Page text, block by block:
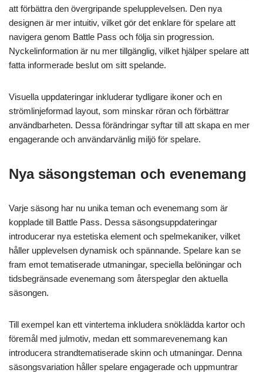
att förbättra den övergripande spelupplevelsen. Den nya
designen är mer intuitiv, vilket gör det enklare för spelare att
navigera genom Battle Pass och följa sin progression.
Nyckelinformation är nu mer tillgänglig, vilket hjälper spelare att
fatta informerade beslut om sitt spelande.
Visuella uppdateringar inkluderar tydligare ikoner och en
strömlinjeformad layout, som minskar röran och förbättrar
användbarheten. Dessa förändringar syftar till att skapa en mer
engagerande och användarvänlig miljö för spelare.
Nya säsongsteman och evenemang
Varje säsong har nu unika teman och evenemang som är
kopplade till Battle Pass. Dessa säsongsuppdateringar
introducerar nya estetiska element och spelmekaniker, vilket
håller upplevelsen dynamisk och spännande. Spelare kan se
fram emot tematiserade utmaningar, speciella belöningar och
tidsbegränsade evenemang som återspeglar den aktuella
säsongen.
Till exempel kan ett vintertema inkludera snöklädda kartor och
föremål med julmotiv, medan ett sommarevenemang kan
introducera strandtematiserade skinn och utmaningar. Denna
säsongsvariation håller spelare engagerade och uppmuntrar